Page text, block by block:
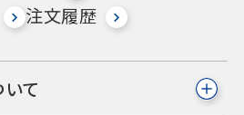
注文履歴
て